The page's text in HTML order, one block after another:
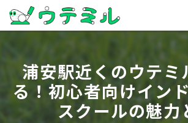
浦安駅近くのウテミ
る！初心者向けイン
スクールの魅力